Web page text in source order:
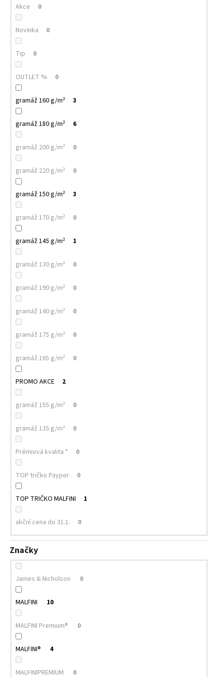
Akce 0
Novinka 0
Tip 0
OUTLET % 0
gramáž 160 g/m² 3
gramáž 180 g/m² 6
gramáž 200 g/m² 0
gramáž 220 g/m² 0
gramáž 150 g/m² 3
gramáž 170 g/m² 0
gramáž 145 g/m² 1
gramáž 130 g/m² 0
gramáž 190 g/m² 0
gramáž 140 g/m² 0
gramáž 175 g/m² 0
gramáž 165 g/m² 0
PROMO AKCE 2
gramáž 155 g/m² 0
gramáž 135 g/m² 0
Prémiová kvalita * 0
TOP tričko Payper 0
TOP TRIČKO MALFINI 1
akční cena do 31.1. 0
Značky
James & Nicholson 0
MALFINI 10
MALFINI Premium® 0
MALFINI® 4
MALFINIPREMIUM 0
m
MALFINI
BASIC
129
PÁNSKÉ/UNISEX
TRIČKO,
160
100%
BAVLNA,
SILIKONOVÁ
ÚPRAVA
92
Kč